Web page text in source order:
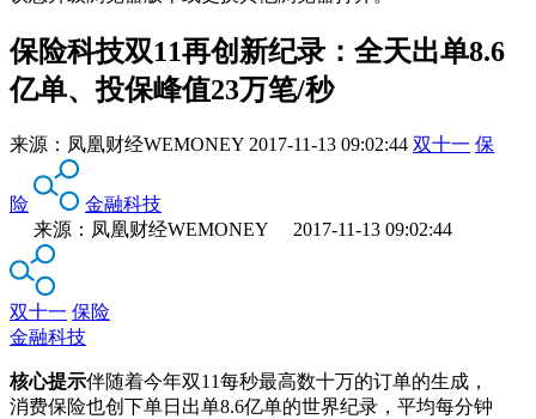
保险科技双11再创新纪录：全天出单8.6
亿单、投保峰值23万笔/秒
来源： 凤凰财经WEMONEY 2017-11-13 09:02:44 双十一 保
险
金融科技
来源：凤凰财经WEMONEY 2017-11-13 09:02:44
双十一 保险
金融科技
核心提示伴随着今年双11每秒最高数十万的订单的生成，
消费保险也创下单日出单8.6亿单的世界纪录，平均每分钟